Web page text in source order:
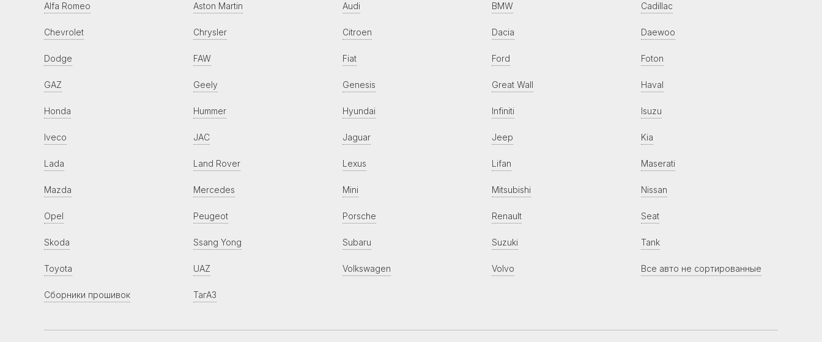
Alfa Romeo Aston Martin Audi BMW Cadillac
Chevrolet Chrysler Citroen Dacia Daewoo
Dodge FAW Fiat Ford Foton
GAZ Geely Genesis Great Wall Haval
Honda Hummer Hyundai Infiniti Isuzu
Iveco JAC Jaguar Jeep Kia
Lada Land Rover Lexus Lifan Maserati
Mazda Mercedes Mini Mitsubishi Nissan
Opel Peugeot Porsche Renault Seat
Skoda Ssang Yong Subaru Suzuki Tank
Toyota UAZ Volkswagen Volvo Все авто не сортированные
Сборники прошивок ТагАЗ